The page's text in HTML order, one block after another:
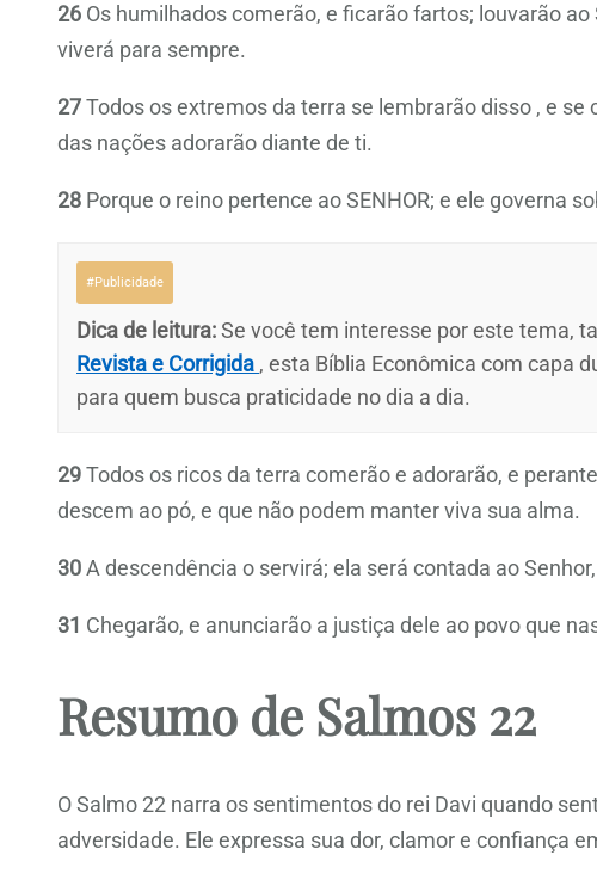
26 Os humilhados comerão, e ficarão fartos; louvarão
viverá para sempre.
27Todos os extremos da terra se lembrarão disso , e se
das nações adorarão diante de ti.
28 Porque o reino pertence ao SENHOR; e ele governa
#Publicidade
Dica de leitura:Se você tem interesse por este tema,
Revista e Corrigida , esta Bíblia Econômica com capa
para quem busca praticidade no dia a dia.
29Todos os ricos da terra comerão e adorarão, e
descem ao pó, e que não podem manter viva sua alma.
30A descendência o servirá; ela será contada ao
31 Chegarão, e anunciarão a justiça dele ao povo que
Resumo de Salmos 22
O Salmo 22 narra os sentimentos do rei Davi quando
adversidade. Ele expressa sua dor, clamor e confiança